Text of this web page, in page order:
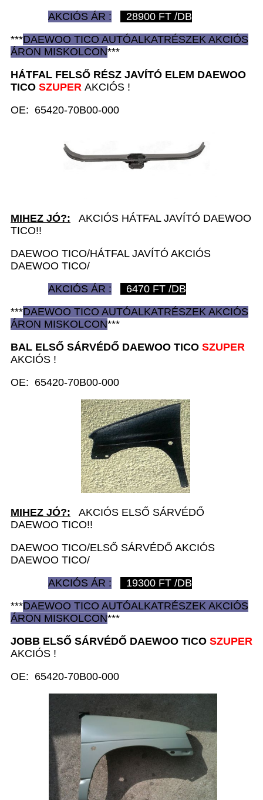
AKCIÓS ÁR :
28900 FT /DB
***DAEWOO TICO AUTÓALKATRÉSZEK AKCIÓS
ÁRON MISKOLCON***
HÁTFAL FELSŐ RÉSZ JAVÍTÓ ELEM DAEWOO
TICO SZUPER AKCIÓS !
OE: 65420-70B00-000
MIHEZ JÓ?: AKCIÓS HÁTFAL JAVÍTÓ DAEWOO
TICO!!
DAEWOO TICO/HÁTFAL JAVÍTÓ AKCIÓS
DAEWOO TICO/
AKCIÓS ÁR :
6470 FT /DB
***DAEWOO TICO AUTÓALKATRÉSZEK AKCIÓS
ÁRON MISKOLCON***
BAL ELSŐ SÁRVÉDŐ DAEWOO TICO SZUPER
AKCIÓS !
OE: 65420-70B00-000
MIHEZ JÓ?: AKCIÓS ELSŐ SÁRVÉDŐ
DAEWOO TICO!!
DAEWOO TICO/ELSŐ SÁRVÉDŐ AKCIÓS
DAEWOO TICO/
AKCIÓS ÁR :
19300 FT /DB
***DAEWOO TICO AUTÓALKATRÉSZEK AKCIÓS
ÁRON MISKOLCON***
JOBB ELSŐ SÁRVÉDŐ DAEWOO TICO SZUPER
AKCIÓS !
OE: 65420-70B00-000